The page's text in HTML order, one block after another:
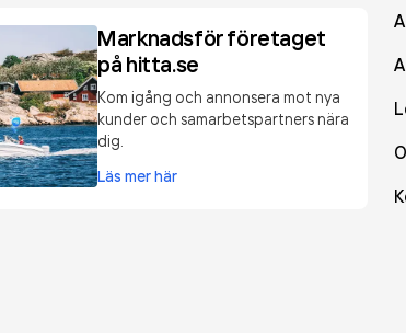
Marknadsför företaget
på hitta.se
Kom igång och annonsera mot nya
kunder och samarbetspartners nära
dig.
Läs mer här